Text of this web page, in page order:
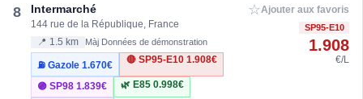
8 Intermarché
144 rue de la République, France
📍 1.5 km Màj Données de démonstration
⛽ Gazole1.670€
🔴 SP95-E10 1.908€
🟣 SP981.839€ 🌿 E85 0.998€
☆Ajouter aux favoris
SP95-E10
1.908
€/L